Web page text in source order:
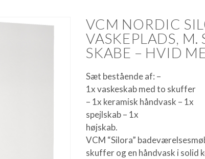
VCM NORDIC
VASKEPLADS, M.
SKABE – HVID
Sæt bestående af: –
1x vaskeskab med to skuffer
– 1x keramisk håndvask – 1x
spejlskab – 1x
højskab.
VCM “Silora”
skuffer og en håndvask i solid